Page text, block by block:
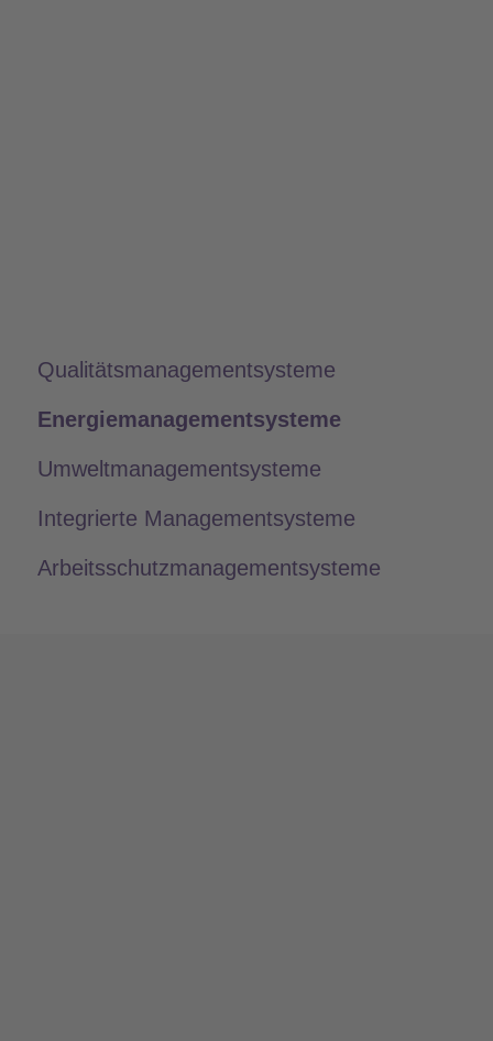
Qualitätsmanagementsysteme
Energiemanagementsysteme
Umweltmanagementsysteme
Integrierte Managementsysteme
Arbeitsschutzmanagementsysteme